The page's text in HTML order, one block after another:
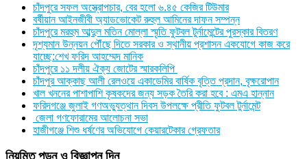
চাঁদপুরে সফল অস্ত্রোপচার, বের হলো ৬.৪৫ কেজির টিউমার
বর্ষীয়ান আইনজীবী অ্যাডভোকেট রুহুল আমিনের দাফন সম্পন্ন
চাঁদপুরে মরহুম আব্দুল মতিন মোল্লা স্মৃতি ফুটবল টুর্নামেন্টের পুরস্কার বিতরণ
দৃশ্যমান উন্নয়ন পৌঁছে দিতে সরকার ও স্থানীয় প্রশাসন একযোগে কাজ করে
যাচ্ছে:শেখ ফরিদ আহম্মেদ মানিক
চাঁদপুরে ১১ দলীয় ঐক্য জোটের স্মারকলিপি
চাঁদপুর আক্কাছ আলী রেলওয়ে একাডেমির বার্ষিক বৃত্তি প্রদান, বৃক্ষরোপান
খাল খননের পাশাপাশি কৃষকদের জন্য সড়ক তৈরি করা হবে : এমএ হান্নান
ফরিদগঞ্জে জুলাই গণঅভ্যুত্থান দিবস উপলক্ষে প্রীতি ফুটবল টুর্নামেন্ট
জেলা গণফোরামের আলোচনা সভা
হাজীগঞ্জে শিশু ধর্ষণের অভিযোগে কেয়ারটেকার গ্রেফতার